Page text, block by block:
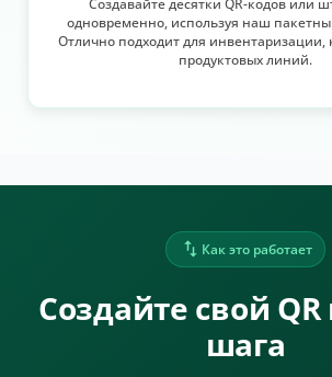
одновременно, используя наш
Отлично подходит для
продуктовых линий.
Как это работает
Создайте свой QR
шага